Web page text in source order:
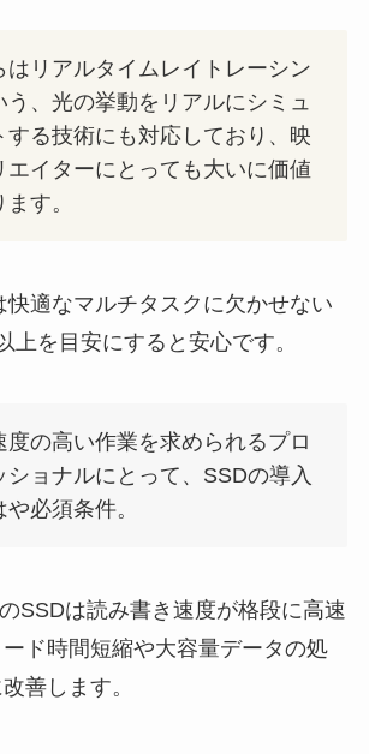
はリアルタイムレイトレーシン
う、光の挙動をリアルにシミュ
する技術にも対応しており、映
エイターにとっても大いに価値
す。
快適なマルチタスクに欠かせない
上を目安にすると安心です。
度の高い作業を求められるプロ
ショナルにとって、SSDの導入
や必須条件。
SSDは読み書き速度が格段に高速
ド時間短縮や大容量データの処
善します。